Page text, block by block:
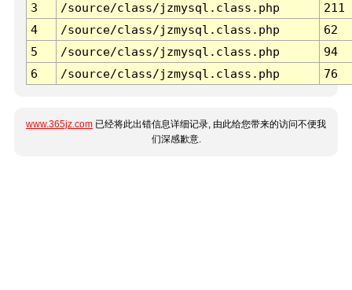
3 /source/class/jzmysql.class.php
211
4
/source/class/jzmysql.class.php
62
5
/source/class/jzmysql.class.php
94
6
/source/class/jzmysql.class.php 76
www.365jz.com 已经将此出错信息详细记录, 由此给您带来的访问不便我
们深感歉意.